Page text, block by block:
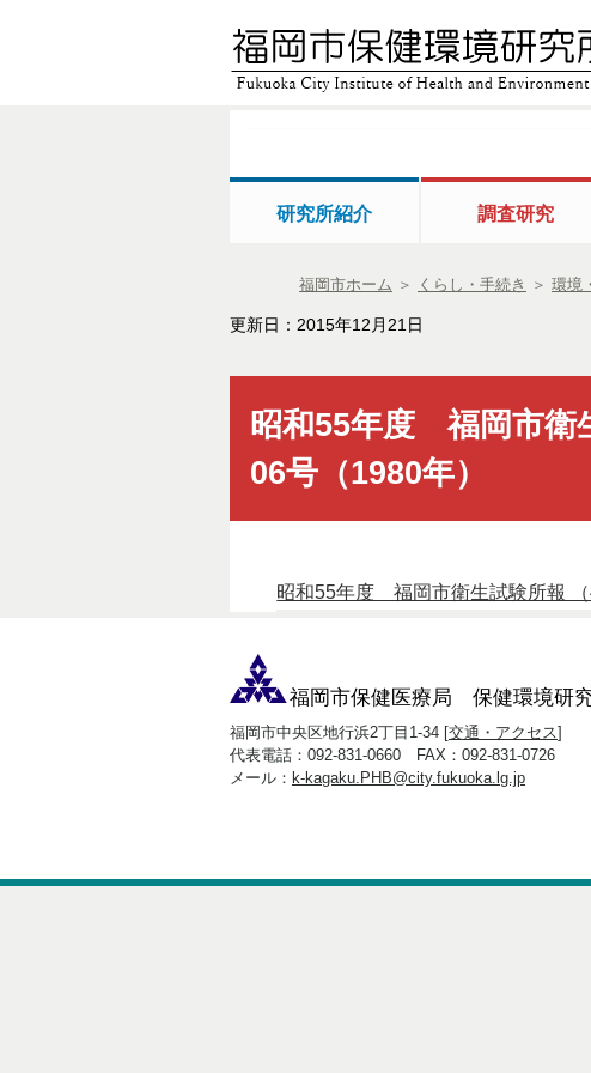
研究所紹介 調査研究
福岡市ホーム ＞ くらし・手続き ＞ 環境
更新日：2015年12月21日
昭和55年度 福岡市衛
06号（1980年）
昭和55年度 福岡市衛生試験所報
福岡市保健医療局 保健環境研
福岡市中央区地行浜2丁目1-34 [交通・アクセス]
代表電話：092-831-0660 FAX：092-831-0726
メール： k-kagaku.PHB@city.fukuoka.lg.jp